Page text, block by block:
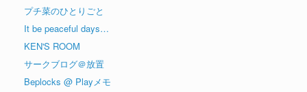
プチ菜のひとりごと
It be peaceful days…
KEN'S ROOM
サークブログ＠放置
Beplocks @ Playメモ